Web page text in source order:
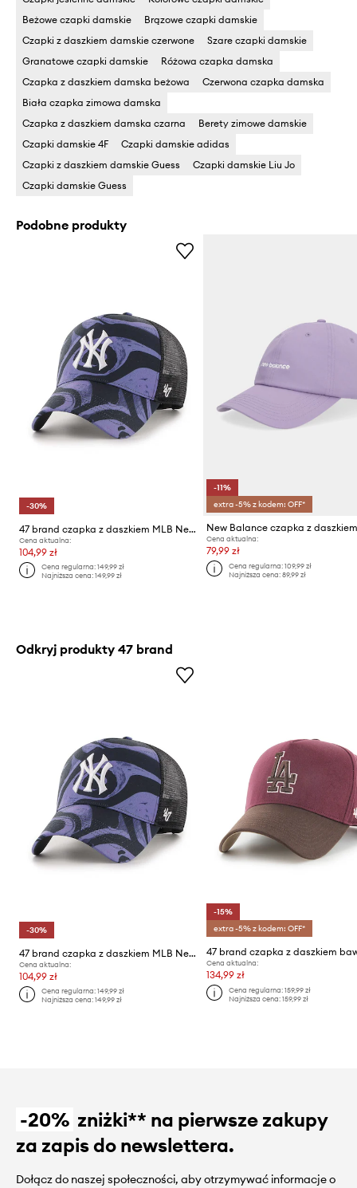
Beżowe czapki damskie
Brązowe czapki damskie
Czapki z daszkiem damskie czerwone
Szare czapki damskie
Granatowe czapki damskie
Różowa czapka damska
Czapka z daszkiem damska beżowa
Czerwona czapka damska
Biała czapka zimowa damska
Czapka z daszkiem damska czarna
Berety zimowe damskie
Czapki damskie 4F
Czapki damskie adidas
Czapki z daszkiem damskie Guess
Czapki damskie Liu Jo
Czapki damskie Guess
Podobne produkty
-30%
47 brand czapka z daszkiem MLB New York Yankees
Cena aktualna:
104,99 zł
Cena regularna:149,99 zł
Najniższa cena:149,99 zł
-11%
extra -5% z kodem: OFF*
Cena aktualna:
79,99 zł
Cena regularna: 109,99 zł
Najniższa cena: 89,99 zł
Odkryj produkty 47 brand
-30%
47 brand czapka z daszkiem MLB New York Yankees
Cena aktualna:
104,99 zł
Cena regularna:149,99 zł
Najniższa cena:149,99 zł
-15%
extra -5% z kodem: OFF*
Cena aktualna:
134,99 zł
Cena regularna: 159,99 zł
Najniższa cena: 159,99 zł
-20% zniżki** na pierwsze zakupy
za zapis do newslettera.
Dołącz do naszej społeczności, aby otrzymywać informacje o